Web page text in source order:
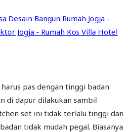
pas dengan tinggi badan
di dapur dilakukan sambil
set ini tidak terlalu tinggi dan
tidak mudah pegal. Biasanya